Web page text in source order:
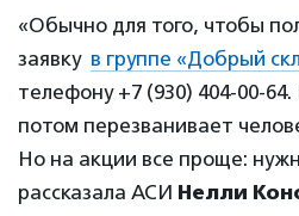
«Обычно для того, чтобы
заявку в группе «Добрый
телефону +7 (930) 404-00-
потом перезванивает
Но на акции все проще:
рассказала АСИ Нелли